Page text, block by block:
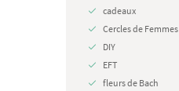
cadeaux
Cercles de Femmes
DIY
EFT
fleurs de Bach